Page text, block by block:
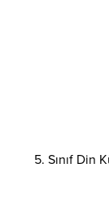
5. Sınıf Din